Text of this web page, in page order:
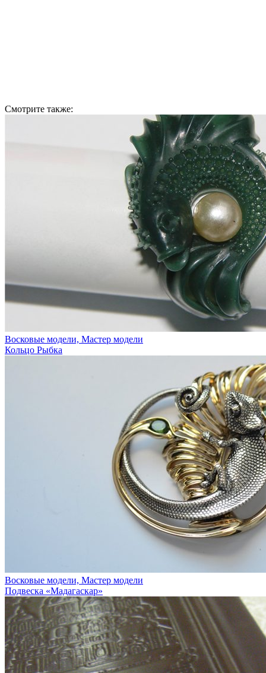
Смотрите также:
Восковые модели, Мастер модели
Кольцо Рыбка
Восковые модели, Мастер модели
Подвеска «Мадагаскар»